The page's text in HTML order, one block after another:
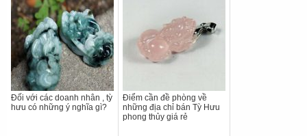
Đối với các doanh nhân , tỳ
hưu có những ý nghĩa gì?
Điểm cần đề phòng về
những địa chỉ bán Tỳ Hưu
phong thủy giá rẻ